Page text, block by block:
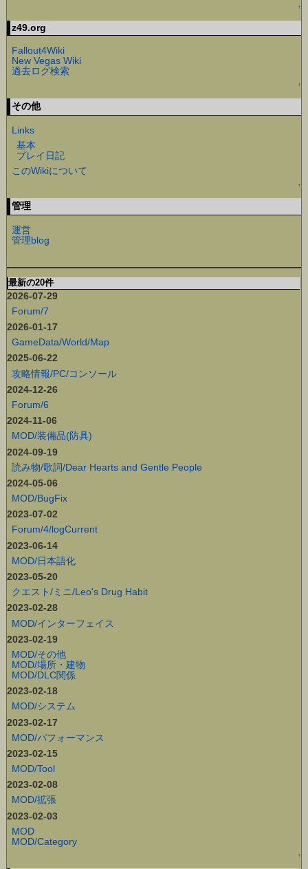
↑
z49.org
Fallout4Wiki
New Vegas Wiki
過去ログ検索
↑
その他
Links
基本
プレイ日記
このWikiについて
↑
管理
運営
管理blog
最新の20件
2026-07-29
Forum/7
2026-01-17
GameData/World/Map
2025-06-22
攻略情報/PC/コンソール
2024-12-26
Forum/6
2024-11-06
MOD/装備品(防具)
2024-09-19
読み物/歌詞/Dear Hearts and Gentle People
2024-05-06
MOD/BugFix
2023-07-02
Forum/4/logCurrent
2023-06-14
MOD/日本語化
2023-05-20
クエスト/ミニ/Leo's Drug Habit
2023-02-28
MOD/インターフェイス
2023-02-19
MOD/その他
MOD/場所・建物
MOD/DLC関係
2023-02-18
MOD/システム
2023-02-17
MOD/パフォーマンス
2023-02-15
MOD/Tool
2023-02-08
MOD/拡張
2023-02-03
MOD
MOD/Category
↑